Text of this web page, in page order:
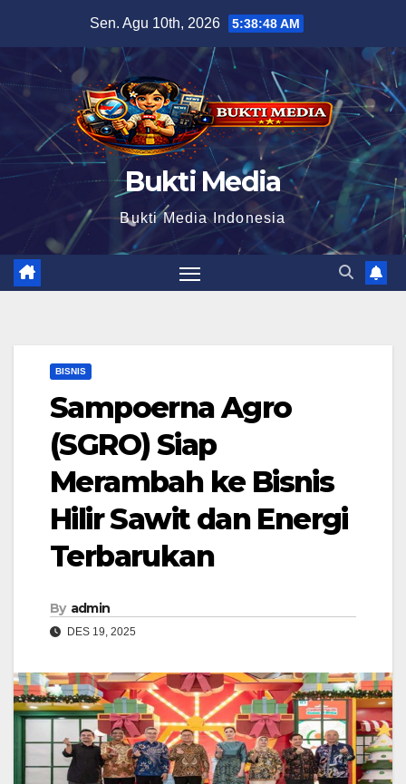
Sen. Agu 10th, 2026 5:38:48 AM
Bukti Media
Bukti Media Indonesia
BISNIS
Sampoerna Agro
(SGRO) Siap
Merambah ke Bisnis
Hilir Sawit dan Energi
Terbarukan
By admin
DES 19, 2025